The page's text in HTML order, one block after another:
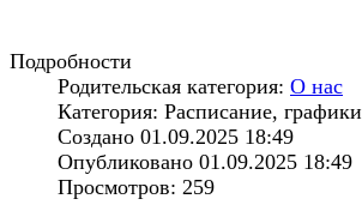
Подробности
Родительская категория: О нас
Категория: Расписание, графики
Создано 01.09.2025 18:49
Опубликовано 01.09.2025 18:49
Просмотров: 259